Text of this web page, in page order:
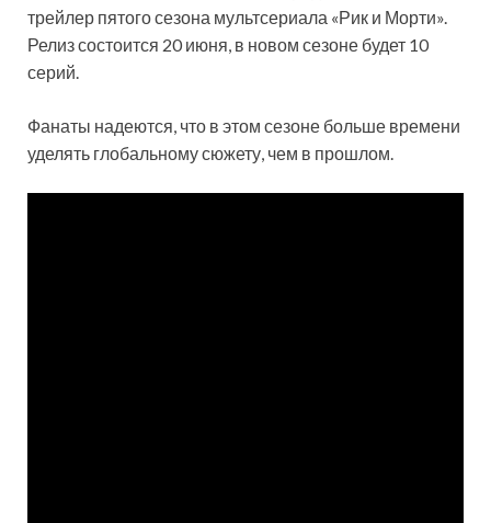
трейлер пятого сезона мультсериала «Рик и Морти».
Релиз состоится 20 июня, в новом сезоне будет 10
серий.
Фанаты надеются, что в этом сезоне больше времени
уделять глобальному сюжету, чем в прошлом.